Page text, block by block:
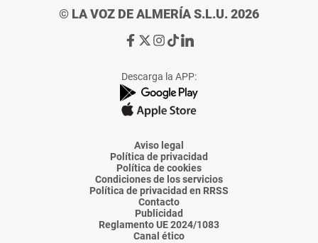
© LA VOZ DE ALMERÍA S.L.U. 2026
Ir
de
La
Voz
Almería
Ir
de
La
Voz
Almería
Ir
de
La
Voz
Almería
Ir
de
La
Voz
Almería
Ir
de
La
Voz
Descarga la APP:
Aviso legal
Política de privacidad
Política de cookies
Condiciones de los servicios
Política de privacidad en RRSS
Contacto
Publicidad
Reglamento UE 2024/1083
Canal ético